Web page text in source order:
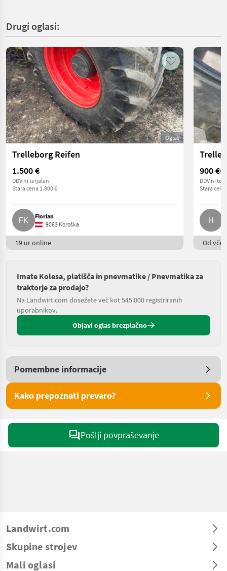
Drugi oglasi:
Oglas
Trelleborg Reifen
1.500 €
DDV ni terjalen
Stara cena 1.800 €
Florian
9063 Koroška
19 ur online
900 €
DDV ni
Stara cena
Od
Imate Kolesa, platišča in pnevmatike / Pnevmatika za
traktorje za prodajo?
Na Landwirt.com dosežete več kot 545.000 registriranih
uporabnikov.
Objavi oglas brezplačno
Pomembne informacije
Kako prepoznati prevaro?
Pošlji povpraševanje
Landwirt.com
Skupine strojev
Mali oglasi